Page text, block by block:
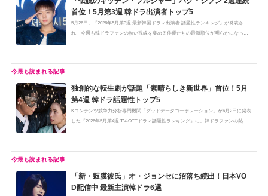
首位！5月第3週 韓ドラ出演者トップ5
5月26日、『2026年5月第3週 最新韓国ドラマ出演者 話題性ランキング』が発表さ
れ、今週も韓ドラファンの熱い視線を集める俳優たちの最新順位が明らかになっ
独創的な転生劇が話題「素晴らしき新世界」首位！5月
第4週 韓ドラ話題性トップ5
Kコンテンツ競争力分析専門機関「グッドデータコーポレーション」が6月2日に発表
した『2026年5月第4週 TV-OTTドラマ話題性ランキング』に、韓ドラファンの熱...
「新・鼓膜彼氏」オ・ジョンセに沼落ち続出！日本VO
D配信中 最新主演韓ドラ6選